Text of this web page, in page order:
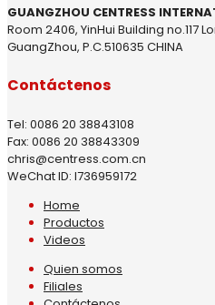
GUANGZHOU CENTRESS
Room 2406, YinHui Building no.117
GuangZhou, P.C.510635 CHINA
Contáctenos
Tel: 0086 20 38843108
Fax: 0086 20 38843309
chris@centress.com.cn
WeChat ID: I736959172
Home
Productos
Videos
Quien somos
Filiales